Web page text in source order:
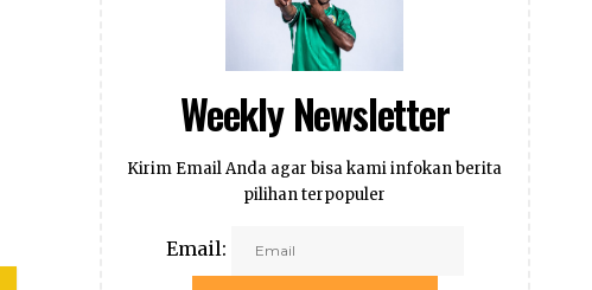
Weekly Newsletter
Kirim Email Anda agar bisa kami infokan berita
pilihan terpopuler
Email: